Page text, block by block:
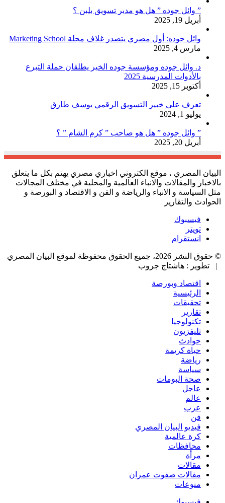
” وائل جوده ” هل هو مدير تسويق بلبن ؟
أبريل 19, 2025
وائل جوده: أول مصري يتصدر غلاف مجلة Marketing School
مارس 4, 2025
د. وائل جوده ومؤسسة جوده الخير يطلقان حملة التبرع
بالأدوات المدرسية 2025
أكتوبر 15, 2025
تعرف على خبير التسويق الرقمي يوسف طارق
يوليو 1, 2024
” وائل جوده ” هل هو صاحب ” كرم الشام ” ؟
أبريل 20, 2025
البيان المصري ، موقع الكتروني اخباري مصري يهتم بكل ما يتعلق
بالاخبار والمقالات والانباء العالمية والمحلية في مختلف المجالات
مثل السياسة و الانباء والرياضة و الفن و الاقتصاد و البورصة و
الحوادث والتقارير
فيسبوك
تويتر
انستقرام
© حقوق النشر 2026، جميع الحقوق محفوظة لموقع البيان المصري
| تطوير : هاشتاج جروب
اقتصاد وبورصة
الرئيسية
تحقيقات
تقارير
تكنولوجيا
تليفزيون
حوادث
حياة كريمة
رياضة
سياسة
صحة البومات
عاجل
عالم
عرب
فن
فيديو البيان المصري
كرة عالمية
محافظات
مرأة
مقالات
مقالات صفوت عمران
منوعات